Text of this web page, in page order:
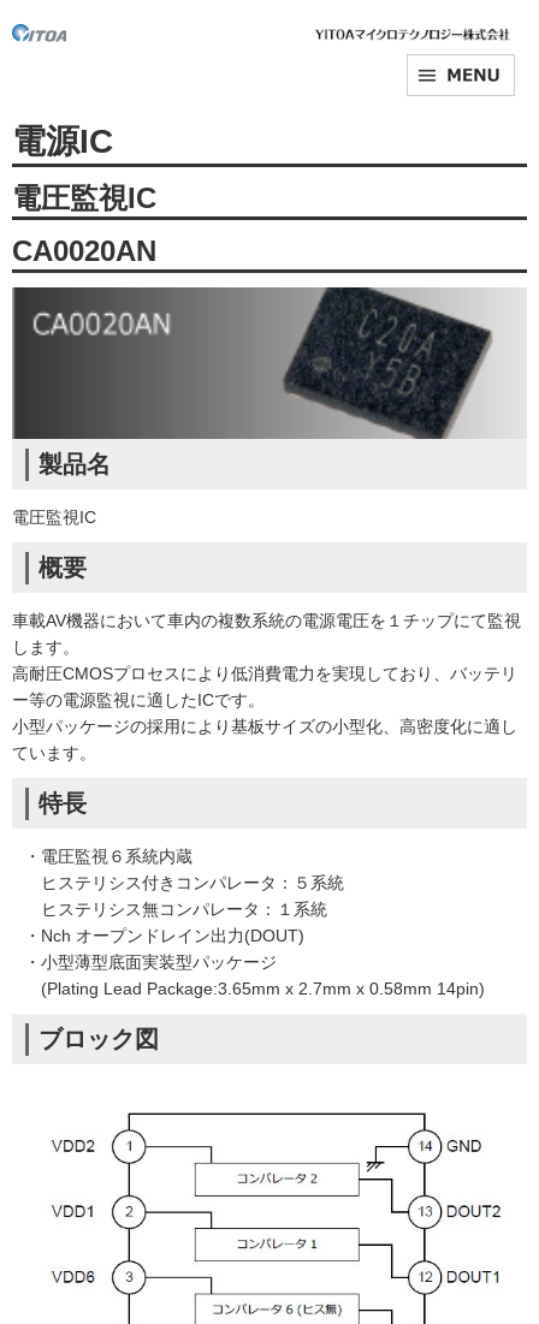
電源IC
電圧監視IC
CA0020AN
製品名
電圧監視IC
概要
車載AV機器において車内の複数系統の電源電圧を１チップにて監視
します。
高耐圧CMOSプロセスにより低消費電力を実現しており、バッテリ
ー等の電源監視に適したICです。
小型パッケージの採用により基板サイズの小型化、高密度化に適し
ています。
特長
・電圧監視６系統内蔵
ヒステリシス付きコンパレータ：５系統
ヒステリシス無コンパレータ：１系統
・Nch オープンドレイン出力(DOUT)
・小型薄型底面実装型パッケージ
(Plating Lead Package:3.65mm x 2.7mm x 0.58mm 14pin)
ブロック図